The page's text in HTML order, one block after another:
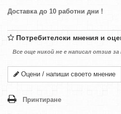
Доставка до 10 работни дни !
Потребителски мнения и
Все още никой не е написал отзив
Оцени / напиши своето мнение
Принтиране